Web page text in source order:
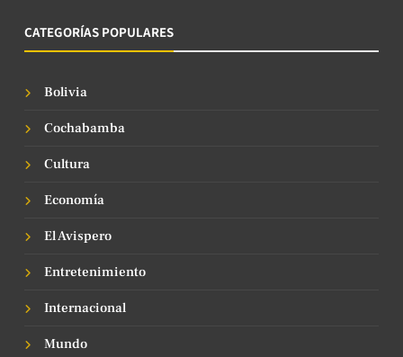
CATEGORÍAS POPULARES
Bolivia
Cochabamba
Cultura
Economía
El Avispero
Entretenimiento
Internacional
Mundo